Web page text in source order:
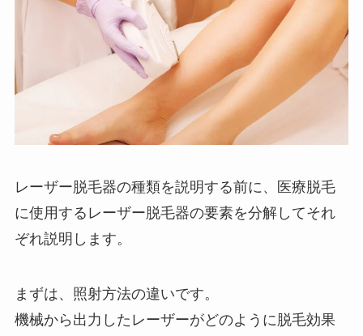
レーザー脱毛器の種類を説明する前に、医療脱毛
に使用するレーザー脱毛器の要素を分解してそれ
ぞれ説明します。
まずは、照射方法の違いです。
機械から出力したレーザーがどのように脱毛効果